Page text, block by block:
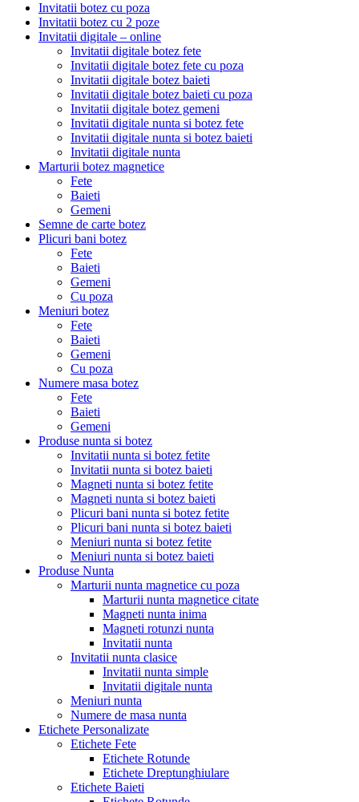
Invitatii botez cu poza
Invitatii botez cu 2 poze
Invitatii digitale – online
Invitatii digitale botez fete
Invitatii digitale botez fete cu poza
Invitatii digitale botez baieti
Invitatii digitale botez baieti cu poza
Invitatii digitale botez gemeni
Invitatii digitale nunta si botez fete
Invitatii digitale nunta si botez baieti
Invitatii digitale nunta
Marturii botez magnetice
Fete
Baieti
Gemeni
Semne de carte botez
Plicuri bani botez
Fete
Baieti
Gemeni
Cu poza
Meniuri botez
Fete
Baieti
Gemeni
Cu poza
Numere masa botez
Fete
Baieti
Gemeni
Produse nunta si botez
Invitatii nunta si botez fetite
Invitatii nunta si botez baieti
Magneti nunta si botez fetite
Magneti nunta si botez baieti
Plicuri bani nunta si botez fetite
Plicuri bani nunta si botez baieti
Meniuri nunta si botez fetite
Meniuri nunta si botez baieti
Produse Nunta
Marturii nunta magnetice cu poza
Marturii nunta magnetice citate
Magneti nunta inima
Magneti rotunzi nunta
Invitatii nunta
Invitatii nunta clasice
Invitatii nunta simple
Invitatii digitale nunta
Meniuri nunta
Numere de masa nunta
Etichete Personalizate
Etichete Fete
Etichete Rotunde
Etichete Dreptunghiulare
Etichete Baieti